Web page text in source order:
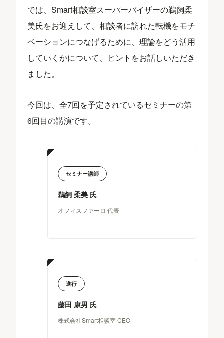
では、Smart相談室スーパーバイザーの鵜飼柔
美氏をお迎えして、相談者に訪れた転機をモチ
ベーションにつなげるために、理論をどう活用
していくかについて、ヒントをお話しいただき
ました。
今回は、全7回を予定されているセミナーの第
6回目の講演です。
セミナー講師
鵜飼 柔美 氏
オフィスファーロ 代表
進行
藤田 康男 氏
株式会社Smart相談室 CEO